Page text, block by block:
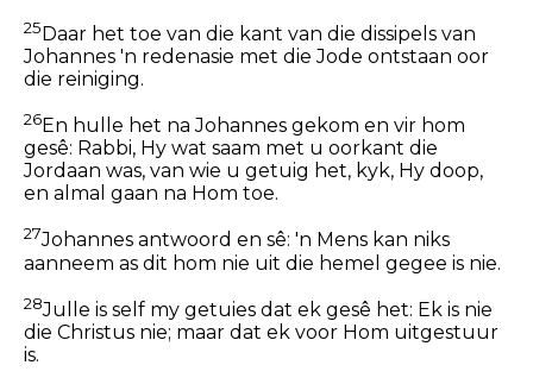
25Daar het toe van die kant van die dissipels van
Johannes 'n redenasie met die Jode ontstaan oor
die reiniging.
26En hulle het na Johannes gekom en vir hom
gesê: Rabbi, Hy wat saam met u oorkant die
Jordaan was, van wie u getuig het, kyk, Hy doop,
en almal gaan na Hom toe.
27Johannes antwoord en sê: 'n Mens kan niks
aanneem as dit hom nie uit die hemel gegee is nie.
28Julle is self my getuies dat ek gesê het: Ek is nie
die Christus nie; maar dat ek voor Hom uitgestuur
is.